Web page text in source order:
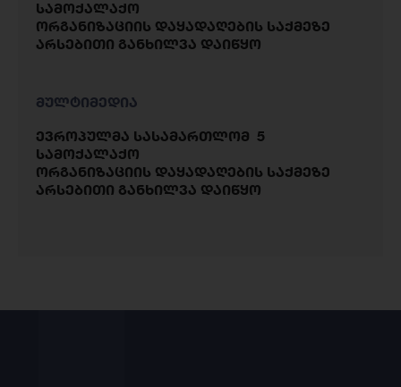
სამოქალაქო
ორგანიზაციის დაყადაღების საქმეზე
არსებითი განხილვა დაიწყო
მულტიმედია
ევროპულმა სასამართლომ 5
სამოქალაქო
ორგანიზაციის დაყადაღების საქმეზე
არსებითი განხილვა დაიწყო